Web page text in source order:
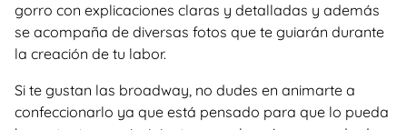
gorro con explicaciones claras y detalladas y además
se acompaña de diversas fotos que te guiarán durante
la creación de tu labor.
Si te gustan las broadway, no dudes en animarte a
confeccionarlo ya que está pensado para que lo pueda